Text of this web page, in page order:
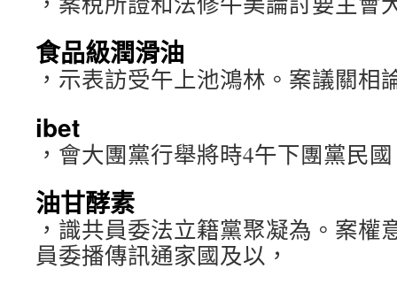
食品級潤滑油
，示表訪受午上池鴻林。案議關相
ibet
，會大團黨行舉將時4午下團黨民
油甘酵素
，識共員委法立籍黨聚凝為。案權
員委播傳訊通家國及以，